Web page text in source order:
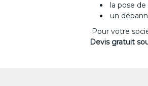
la pose
un
Pour votre
Devis gratuit